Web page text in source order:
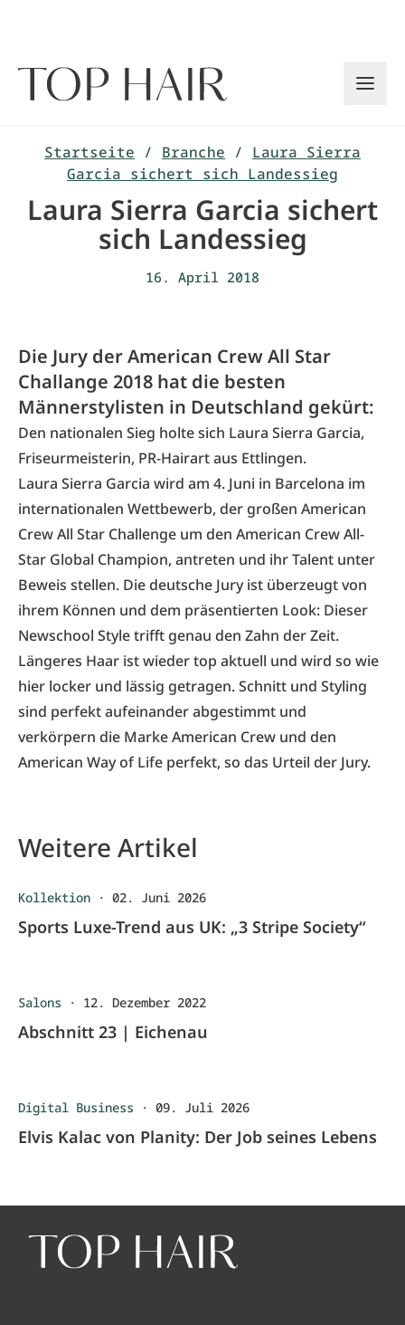
Startseite / Branche / Laura Sierra
Garcia sichert sich Landessieg
Laura Sierra Garcia sichert
sich Landessieg
16. April 2018
Die Jury der American Crew All Star
Challange 2018 hat die besten
Männerstylisten in Deutschland gekürt:
Den nationalen Sieg holte sich Laura Sierra Garcia,
Friseurmeisterin, PR-Hairartaus Ettlingen.
Laura Sierra Garcia wird am 4. Juni in Barcelona im
internationalen Wettbewerb, der großen American
Crew All Star Challenge um den American Crew All-
Star Global Champion, antreten und ihr Talent unter
Beweis stellen. Die deutsche Jury ist überzeugt von
ihrem Können und dem präsentierten Look: Dieser
Newschool Style trifft genau den Zahn der Zeit.
Längeres Haar ist wieder top aktuell und wird so wie
hier locker und lässig getragen. Schnitt und Styling
sind perfekt aufeinander abgestimmt und
verkörpern die Marke American Crew und den
American Way of Life perfekt, so das Urteil der Jury.
Weitere Artikel
Kollektion · 02. Juni 2026
Sports Luxe-Trend aus UK: „3 Stripe Society“
Salons · 12. Dezember 2022
Abschnitt 23 | Eichenau
Digital Business · 09. Juli 2026
Elvis Kalac von Planity: Der Job seines Lebens